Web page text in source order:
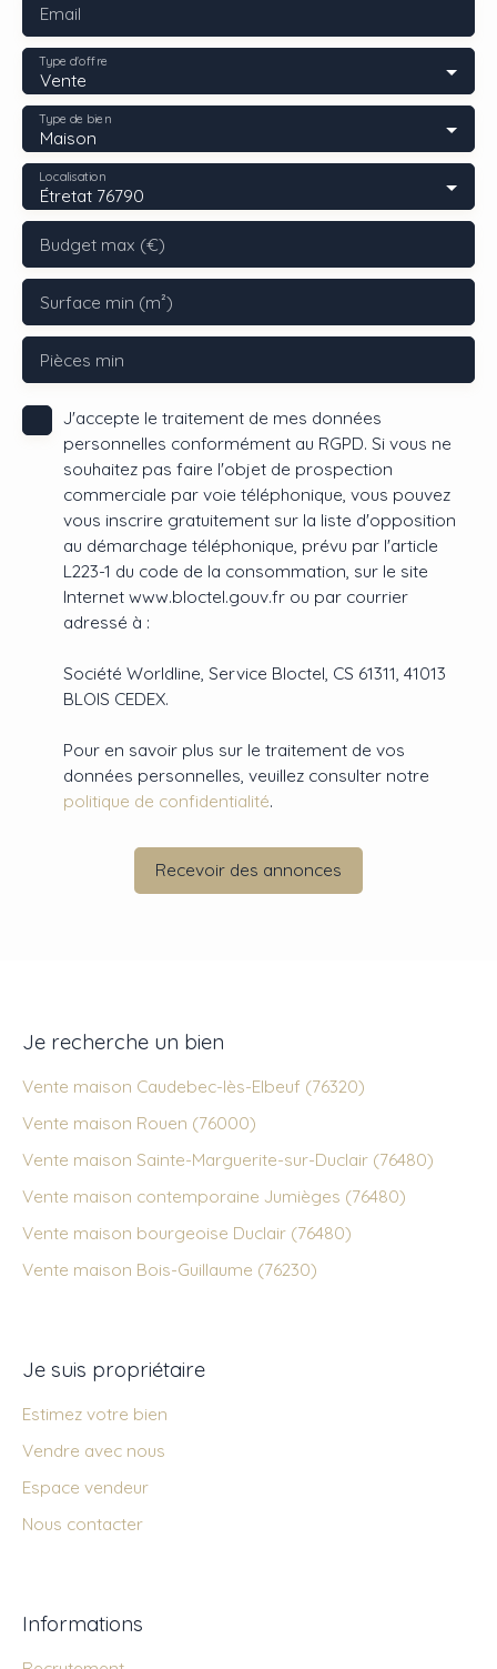
Email
Vente
Type d'offre
Maison
Type de bien
Étretat 76790
Localisation
Budget max (€)
Surface min (m²)
Pièces min
J'accepte le traitement de mes données
personnelles conformément au RGPD. Si vous ne
souhaitez pas faire l'objet de prospection
commerciale par voie téléphonique, vous pouvez
vous inscrire gratuitement sur la liste d'opposition
au démarchage téléphonique, prévu par l'article
L223-1 du code de la consommation, sur le site
Internet www.bloctel.gouv.fr ou par courrier
adressé à :
Société Worldline, Service Bloctel, CS 61311, 41013
BLOIS CEDEX.
Pour en savoir plus sur le traitement de vos
données personnelles, veuillez consulter notre
politique de confidentialité.
Recevoir des annonces
Je recherche un bien
Vente maison Caudebec-lès-Elbeuf (76320)
Vente maison Rouen (76000)
Vente maison Sainte-Marguerite-sur-Duclair (76480)
Vente maison contemporaine Jumièges (76480)
Vente maison bourgeoise Duclair (76480)
Vente maison Bois-Guillaume (76230)
Je suis propriétaire
Estimez votre bien
Vendre avec nous
Espace vendeur
Nous contacter
Informations